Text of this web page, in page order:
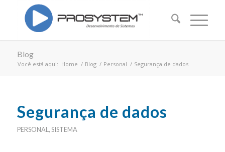
Blog
Você está aqui: Home / Blog / Personal / Segurança de dados
Segurança de dados
PERSONAL ,SISTEMA